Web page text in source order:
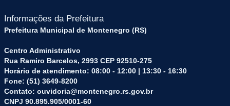
Informações da Prefeitura
Prefeitura Municipal de Montenegro (RS)
Centro Administrativo
Rua Ramiro Barcelos, 2993 CEP 92510-275
Horário de atendimento: 08:00 - 12:00 | 13:30 - 16:30
Fone: (51) 3649-8200
Contato: ouvidoria@montenegro.rs.gov.br
CNPJ 90.895.905/0001-60